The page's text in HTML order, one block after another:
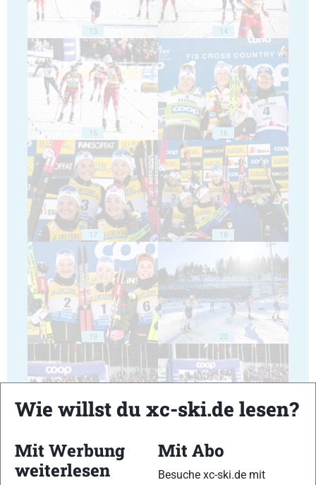
13 14
15 16
17 18
19 20
Wie willst du xc-ski.de lesen?
Mit Werbung
weiterlesen
Mit Abo
Besuche xc-ski.de mit